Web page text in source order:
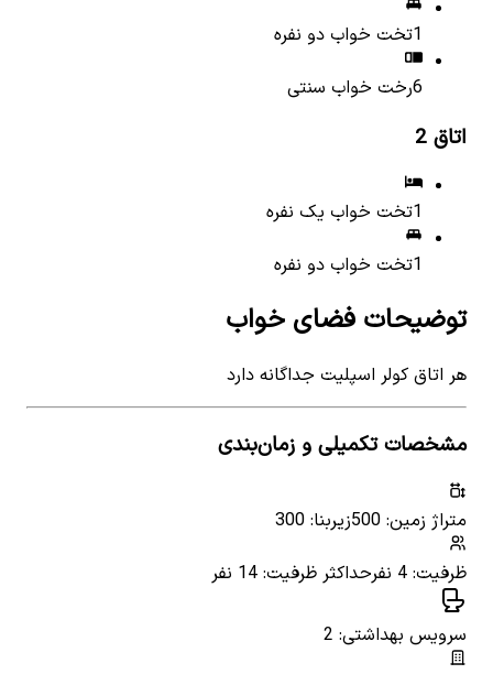
1تخت خواب دو نفره
6رخت خواب سنتی
اتاق 2
1تخت خواب یک نفره
1تخت خواب دو نفره
توضیحات فضای خواب
هر اتاق کولر اسپلیت جداگانه دارد
مشخصات تکمیلی و زمان‌بندی
متراژ زمین: 500
زیربنا: 300
ظرفیت: 4 نفر
حداکثر ظرفیت: 14 نفر
سرویس بهداشتی: 2